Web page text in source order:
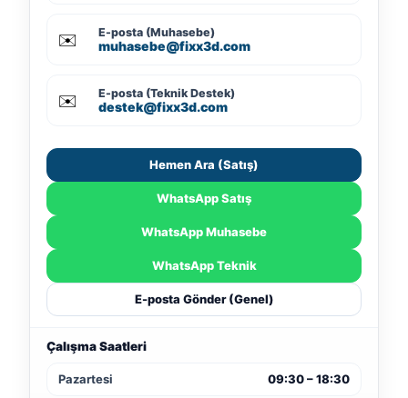
✉️ E-posta (Muhasebe)
muhasebe@fixx3d.com
✉️ E-posta (Teknik Destek)
destek@fixx3d.com
Hemen Ara (Satış)
WhatsApp Satış
WhatsApp Muhasebe
WhatsApp Teknik
E-posta Gönder (Genel)
Çalışma Saatleri
Pazartesi 09:30 – 18:30